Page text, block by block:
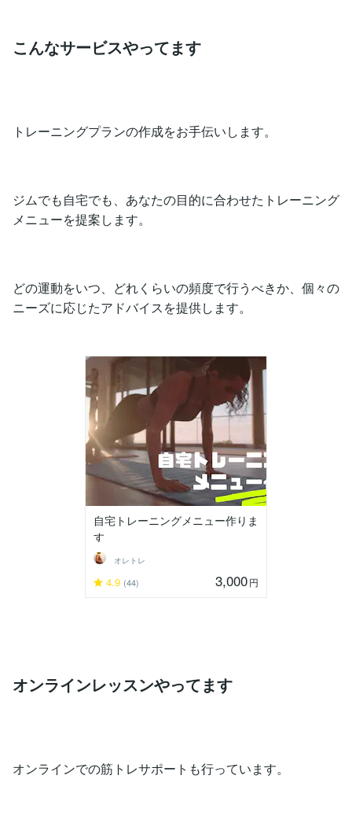
こんなサービスやってます
トレーニングプランの作成をお手伝いします。
ジムでも自宅でも、あなたの目的に合わせたトレーニング
メニューを提案します。
どの運動をいつ、どれくらいの頻度で行うべきか、個々の
ニーズに応じたアドバイスを提供します。
自宅トレーニングメニュー作りま
す
オレトレ
4.9 (44) 3,000円
オンラインレッスンやってます
オンラインでの筋トレサポートも行っています。